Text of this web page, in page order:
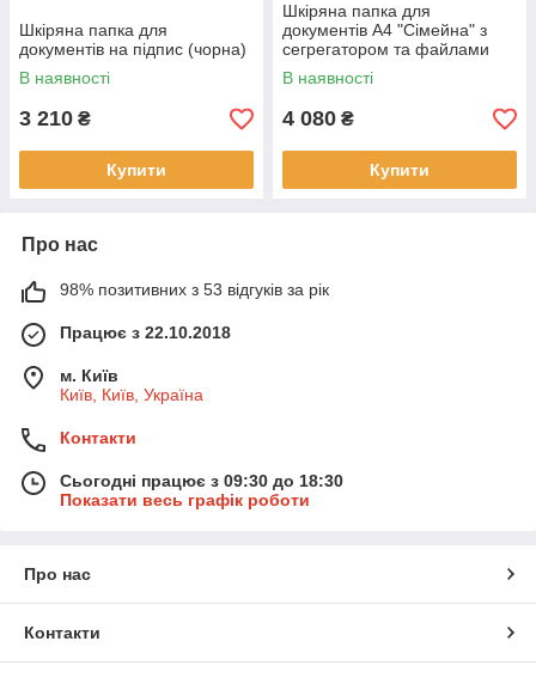
Шкіряна папка для
документів на підпис (чорна)
В наявності
3 210 ₴
Купити
Шкіряна папка для
документів А4 "Сімейна" з
сегрегатором та файлами
(чорна)
В наявності
4 080 ₴
Купити
Про нас
98% позитивних з 53 відгуків за рік
Працює з 22.10.2018
м. Київ
Київ, Київ, Україна
Контакти
Сьогодні працює з 09:30 до 18:30
Показати весь графік роботи
Про нас
Контакти